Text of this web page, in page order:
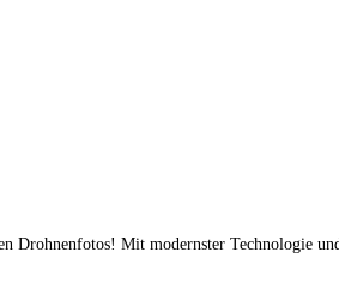
Drohnenfotos! Mit modernster Technologie